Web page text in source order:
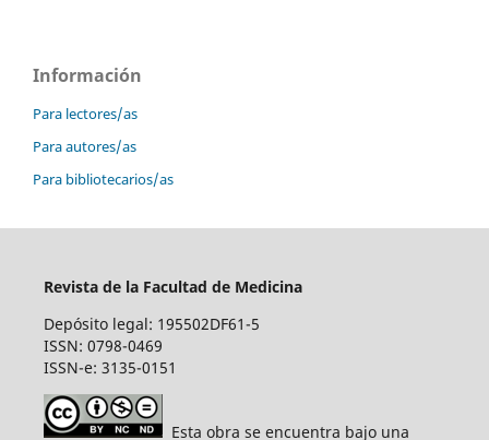
Información
Para lectores/as
Para autores/as
Para bibliotecarios/as
Revista de la Facultad de Medicina
Depósito legal: 195502DF61-5
ISSN: 0798-0469
ISSN-e: 3135-0151
Esta obra se encuentra bajo una